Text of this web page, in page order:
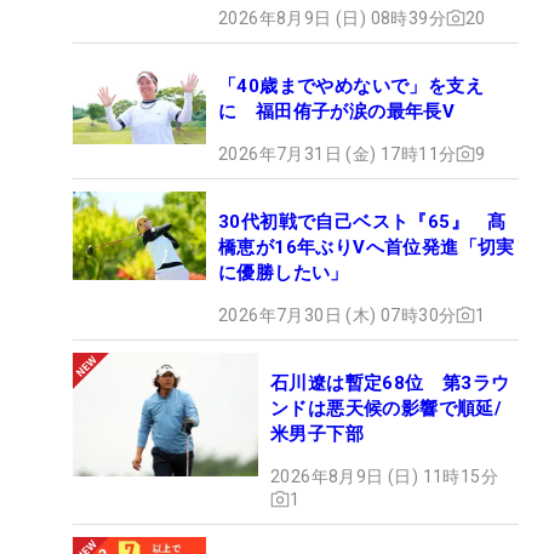
2026年8月9日 (日) 08時39分 20
「40歳までやめないで」を支え
に 福田侑子が涙の最年長V
2026年7月31日 (金) 17時11分 9
30代初戦で自己ベスト『65』 髙
橋恵が16年ぶりVへ首位発進「切実
に優勝したい」
2026年7月30日 (木) 07時30分 1
石川遼は暫定68位 第3ラウ
ンドは悪天候の影響で順延/
米男子下部
2026年8月9日 (日) 11時15分
1